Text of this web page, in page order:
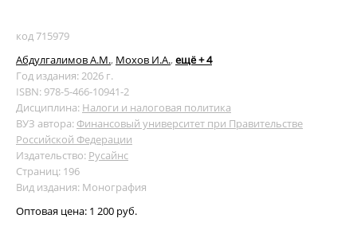
код 715979
Абдулгалимов А.М., Мохов И.А., ещё + 4
Год издания: 2026 г.
ISBN: 978-5-466-10941-2
Дисциплина: Налоги и налоговая политика
ВУЗ автора: Финансовый университет при Правительстве
Российской Федерации
Издательство: Русайнс
Страниц: 196
Вид издания: Монография
Оптовая цена: 1 200 руб.